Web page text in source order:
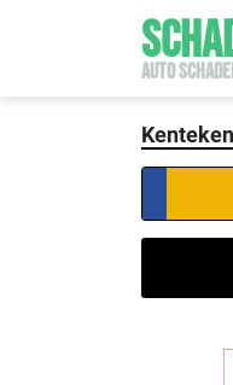
AUTO